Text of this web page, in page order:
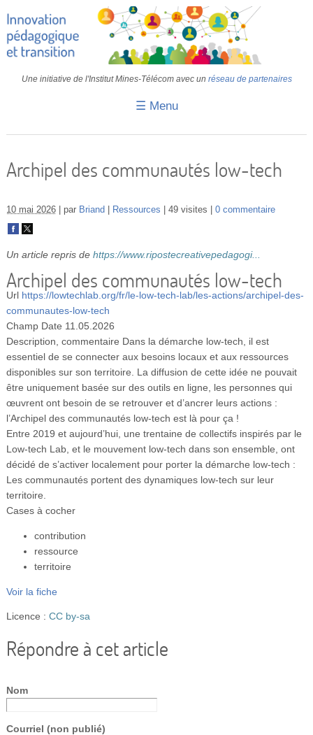
Une initiative de l'Institut Mines-Télécom avec un réseau de partenaires
☰ Menu
Transition
Colloques
S’inscrire
Se connecter
Archipel des communautés low-tech
10 mai 2026 par Briand Ressources 49 visites 0 commentaire
Un article repris de https://www.ripostecreativepedagogi...
Archipel des communautés low-tech
Url https://lowtechlab.org/fr/le-low-tech-lab/les-actions/archipel-des-
communautes-low-tech
Champ Date 11.05.2026
Description, commentaire Dans la démarche low-tech, il est
essentiel de se connecter aux besoins locaux et aux ressources
disponibles sur son territoire. La diffusion de cette idée ne pouvait
être uniquement basée sur des outils en ligne, les personnes qui
œuvrent ont besoin de se retrouver et d’ancrer leurs actions :
l’Archipel des communautés low-tech est là pour ça !
Entre 2019 et aujourd’hui, une trentaine de collectifs inspirés par le
Low-tech Lab, et le mouvement low-tech dans son ensemble, ont
décidé de s’activer localement pour porter la démarche low-tech :
Les communautés portent des dynamiques low-tech sur leur
territoire.
Cases à cocher
contribution
ressource
territoire
Voir la fiche
Licence : CC by-sa
Répondre à cet article
Nom
Courriel (non publié)